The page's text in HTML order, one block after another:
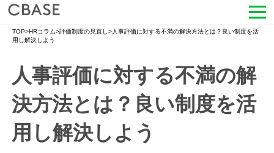
サービス
活用シーン
導入事例
セミナー情報
TOP>HRコラム>評価制度の見直し>人事評価に対する不満の解決方法とは？良い制度を活
用し解決しよう
人事評価に対する不満の解
決方法とは？良い制度を活
用し解決しよう